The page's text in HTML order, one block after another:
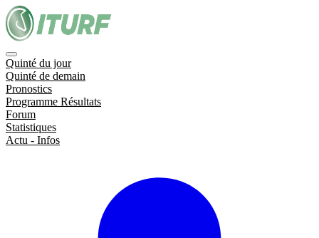
Quinté du jour
Quinté de demain
Pronostics
Programme Résultats
Forum
Statistiques
Actu - Infos